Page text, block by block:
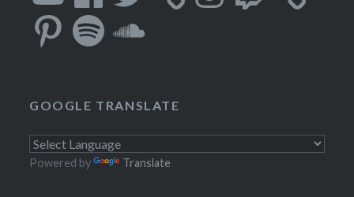
PinterestSpotify
GOOGLE TRANSLATE
Powered by Translate